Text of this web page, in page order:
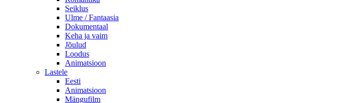
Seiklus
Ulme / Fantaasia
Dokumentaal
Keha ja vaim
Jõulud
Loodus
Animatsioon
Lastele
Eesti
Animatsioon
Mängufilm